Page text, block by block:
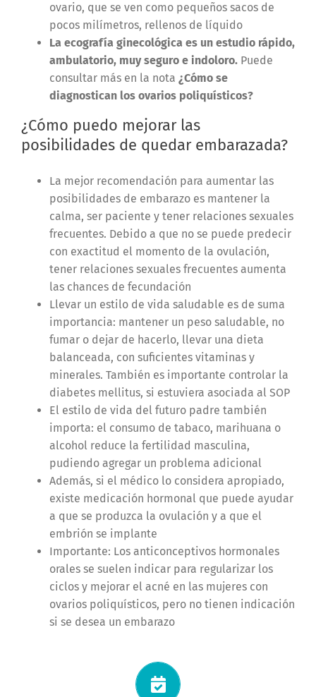
ovario, que se ven como pequeños sacos de
pocos milímetros, rellenos de líquido
La ecografía ginecológica es un estudio rápido,
ambulatorio, muy seguro e indoloro.Puede
consultar más en la nota ¿Cómo se
diagnostican los ovarios poliquísticos?
¿Cómo puedo mejorar las
posibilidades de quedar embarazada?
La mejor recomendación para aumentar las
posibilidades de embarazo es mantener la
calma, ser paciente y tener relaciones sexuales
frecuentes. Debido a que no se puede predecir
con exactitud el momento de la ovulación,
tener relaciones sexuales frecuentes aumenta
las chances de fecundación
Llevar un estilo de vida saludable es de suma
importancia: mantener un peso saludable, no
fumar o dejar de hacerlo, llevar una dieta
balanceada, con suficientes vitaminas y
minerales. También es importante controlar la
diabetes mellitus, si estuviera asociada al SOP
El estilo de vida del futuro padre también
importa: el consumo de tabaco, marihuana o
alcohol reduce la fertilidad masculina,
pudiendo agregar un problema adicional
Además, si el médico lo considera apropiado,
existe medicación hormonal que puede ayudar
a que se produzca la ovulación y a que el
embrión se implante
Importante: Los anticonceptivos hormonales
orales se suelen indicar para regularizar los
ciclos y mejorar el acné en las mujeres con
ovarios poliquísticos, pero no tienen indicación
si se desea un embarazo